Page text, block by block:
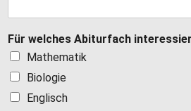
Für welches Abiturfach
Mathematik
Biologie
Englisch